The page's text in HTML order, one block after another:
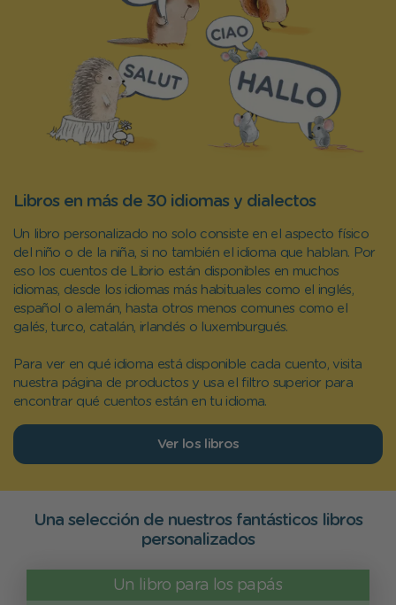
Libros en más de 30 idiomas y dialectos
Un libro personalizado no solo consiste en el aspecto físico
del niño o de la niña, si no también el idioma que hablan. Por
eso los cuentos de Librio están disponibles en muchos
idiomas, desde los idiomas más habituales como el inglés,
español o alemán, hasta otros menos comunes como el
galés, turco, catalán, irlandés o luxemburgués.
Para ver en qué idioma está disponible cada cuento, visita
nuestra página de productos y usa el filtro superior para
encontrar qué cuentos están en tu idioma.
Ver los libros
Una selección de nuestros fantásticos libros
personalizados
Un libro para los papás